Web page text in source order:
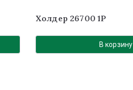
Холдер 26700 1P
В корзину